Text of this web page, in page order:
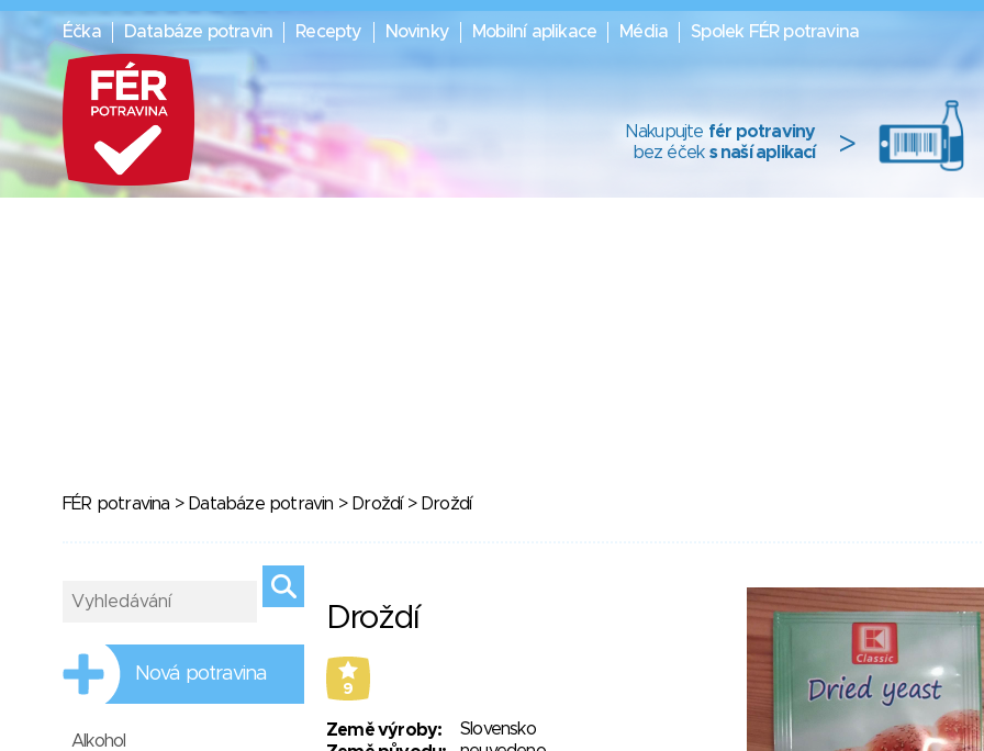
Éčka Databáze potravin Recepty Novinky Mobilní aplikace Média Spolek FÉR potravina
Nakupujte fér potraviny
bez éček s naší aplikací >
FÉR potravina > Databáze potravin > Droždí> Droždí
Droždí
9
Země výroby:
Slovensko
Nová potravina
Alkohol